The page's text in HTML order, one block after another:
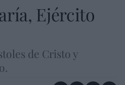
Ejército
de Cristo y